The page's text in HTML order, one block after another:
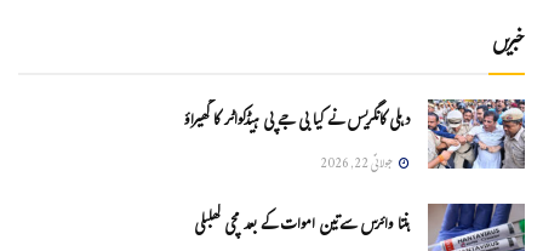
خبریں
دہلی کانگریس نے کیا بی جے پی ہیڈکواٹر کا گھیراؤ
جولائی 22, 2026
ہنتا وائرس سےتین اموات کے بعد مچی کھلبلی